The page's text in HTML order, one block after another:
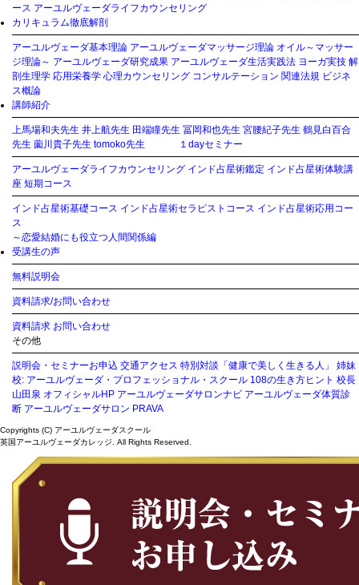
ース アーユルヴェーダライフカウンセリング
カリキュラム徹底解剖
アーユルヴェーダ基本理論 アーユルヴェーダマッサージ理論 オイル～マッサー
ジ理論～ アーユルヴェーダ研究成果 アーユルヴェーダ生活実践法 ヨーガ実技 解
剖生理学 応用栄養学 心理カウンセリング コンサルテーション 関連法規 ビジネ
ス概論
講師紹介
上馬場和夫先生 井上航先生 田端瞳先生 冨岡和也先生 宮腰紀子先生 鶴見白百合
先生 薗川貴子先生 tomoko先生 １dayセミナー
アーユルヴェーダライフカウンセリング インド占星術鑑定 インド占星術体験講
座 短期コース
インド占星術基礎コース インド占星術セラピストコース インド占星術応用コー
ス
～恋愛結婚にも役立つ人間関係編
受講生の声
無料説明会
資料請求/お問い合わせ
資料請求 お問い合わせ
その他
説明会・セミナーお申込 交通アクセス 特別対談「健康で美しく生きる人」
姉妹
校: アーユルヴェーダ・プロフェッショナル・スクール 108の生き方ヒント 校長
山田泉 オフィシャルHP アーユルヴェーダサロンナビ アーユルヴェーダ体質診
断 アーユルヴェーダサロン PRAVA
Copyrights (C) アーユルヴェーダスクール
英国アーユルヴェーダカレッジ. All Rights Reserved.